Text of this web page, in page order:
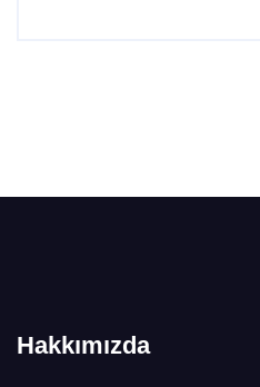
Hakkımızda